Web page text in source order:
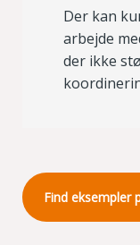
Der kan
arbejde
der ikke
Find eksempler